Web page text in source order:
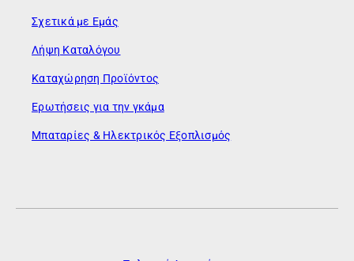
Σχετικά με Εμάς
Λήψη Καταλόγου
Καταχώρηση Προϊόντος
Ερωτήσεις για την γκάμα
Μπαταρίες & Ηλεκτρικός Εξοπλισμός